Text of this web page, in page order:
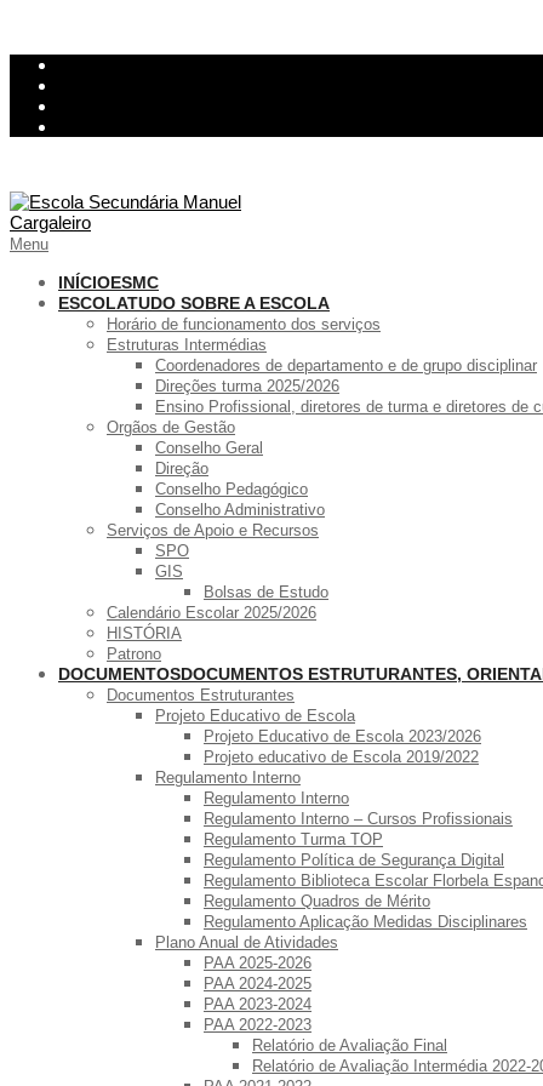
Skip
content
Primary
Menu
Menu
INÍCIOESMC
ESCOLATUDO SOBRE A ESCOLA
Horário de funcionamento dos serviços
Estruturas Intermédias
Coordenadores de departamento e de grupo disciplinar
Direções turma 2025/2026
Ensino Profissional, diretores de turma e diretores de
Orgãos de Gestão
Conselho Geral
Direção
Conselho Pedagógico
Conselho Administrativo
Serviços de Apoio e Recursos
SPO
GIS
Bolsas de Estudo
Calendário Escolar 2025/2026
HISTÓRIA
Patrono
DOCUMENTOSDOCUMENTOS ESTRUTURANTES,
Documentos Estruturantes
Projeto Educativo de Escola
Projeto Educativo de Escola 2023/2026
Projeto educativo de Escola 2019/2022
Regulamento Interno
Regulamento Interno
Regulamento Interno – Cursos Profissionais
Regulamento Turma TOP
Regulamento Política de Segurança Digital
Regulamento Biblioteca Escolar Florbela
Regulamento Quadros de Mérito
Regulamento Aplicação Medidas Disciplinares
Plano Anual de Atividades
PAA 2025-2026
PAA 2024-2025
PAA 2023-2024
PAA 2022-2023
Relatório de Avaliação Final
Relatório de Avaliação Intermédia 2022-